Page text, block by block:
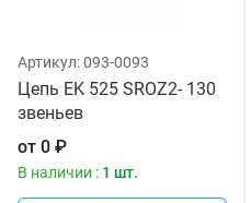
Артикул:093-0093
Цепь EK 525 SROZ2- 130
звеньев
от 0 ₽
В наличии : 1 шт.